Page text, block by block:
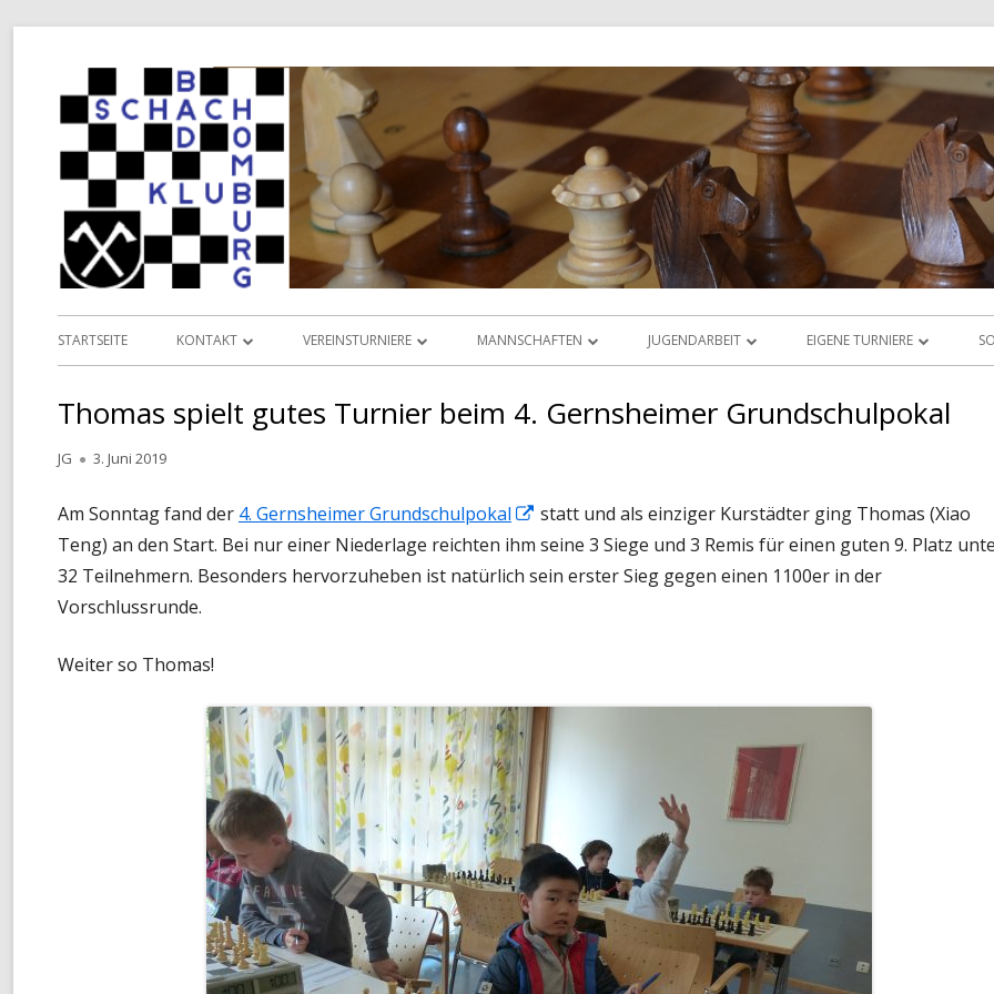
Primäres
STARTSEITE KONTAKT
VORSTAND
VEREINSTURNIERE
MONATS-BLITZMEISTERSCHAFT
TURNIER-SIMULTAN
TANDEM-BLITZ-MEISTERSCHAFT
FRÜHSOMMER-CUP
MANNSCHAFTEN JUGENDARBEIT
TURNIERFAHRTEN
KONTAKTANFRAGE JUGENDBEREICH
EIGENE TURNIERE
JUGEND-ABC & DWZ-CUP
Thomas spielt gutes Turnier beim 4. Gernsheimer Grundschulpokal
Autor
JG
Veröffentlicht
3. Juni 2019
Am Sonntag fand der 4. Gernsheimer Grundschulpokal
In
neuem
Fenster
statt und als einziger Kurstädter ging Thomas (Xiao
Teng) an den Start. Bei nur einer Niederlage reichten ihm seine 3 Siege und 3 Remis für einen guten 9. Platz
32 Teilnehmern. Besonders hervorzuheben ist natürlich sein erster Sieg gegen einen 1100er in der
Vorschlussrunde.
Weiter so Thomas!